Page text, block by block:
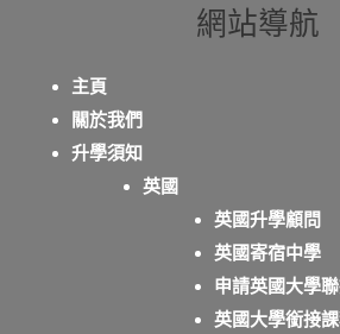
網站導航
主頁
關於我們
升學須知
英國
英國升學顧問
英國寄宿中學
申請英國大學
英國大學銜接